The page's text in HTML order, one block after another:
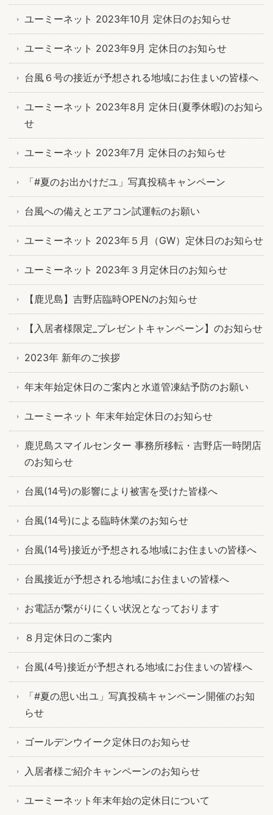
ユーミーネット 2023年10月 定休日のお知らせ
ユーミーネット 2023年9月 定休日のお知らせ
台風６号の接近が予想される地域にお住まいの皆様へ
ユーミーネット 2023年8月 定休日(夏季休暇)のお知ら
せ
ユーミーネット 2023年7月 定休日のお知らせ
「#夏のお出かけだユ」写真投稿キャンペーン
台風への備えとエアコン試運転のお願い
ユーミーネット 2023年５月（GW）定休日のお知らせ
ユーミーネット 2023年３月定休日のお知らせ
【鹿児島】吉野店臨時OPENのお知らせ
【入居者様限定_プレゼントキャンペーン】のお知らせ
2023年 新年のご挨拶
年末年始定休日のご案内と水道管凍結予防のお願い
ユーミーネット 年末年始定休日のお知らせ
鹿児島スマイルセンター 事務所移転・吉野店一時閉店
のお知らせ
台風(14号)の影響により被害を受けた皆様へ
台風(14号)による臨時休業のお知らせ
台風(14号)接近が予想される地域にお住まいの皆様へ
台風接近が予想される地域にお住まいの皆様へ
お電話が繋がりにくい状況となっております
８月定休日のご案内
台風(4号)接近が予想される地域にお住まいの皆様へ
「#夏の思い出ユ」写真投稿キャンペーン開催のお知
らせ
ゴールデンウイーク定休日のお知らせ
入居者様ご紹介キャンペーンのお知らせ
ユーミーネット年末年始の定休日について